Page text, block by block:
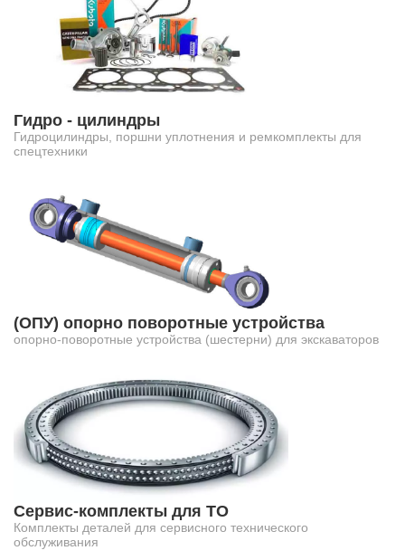
Гидро - цилиндры
Гидроцилиндры, поршни уплотнения и ремкомплекты для
спецтехники
(ОПУ) опорно поворотные устройства
опорно-поворотные устройства (шестерни) для экскаваторов
Сервис-комплекты для ТО
Комплекты деталей для сервисного технического
обслуживания